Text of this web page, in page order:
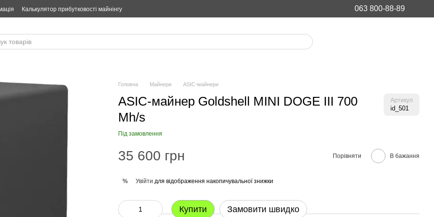
Калькулятор прибутковості майнінгу 063 800-88-89
Головна Майнери ASIC-майнери
ASIC-майнер Goldshell MINI DOGE III 700
Mh/s
Артикул
id_501
Під замовлення
35 600 грн Порівняти В бажання
% Увійти для відображення накопичувальної знижки
Купити Замовити швидко